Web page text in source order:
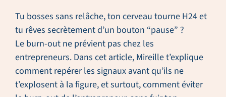
Tu bosses sans relâche, ton cerveau tourne H24 et
tu rêves secrètement d’un bouton “pause” ?
Le burn-out ne prévient pas chez les
entrepreneurs. Dans cet article, Mireille t’explique
comment repérer les signaux avant qu’ils ne
t’explosent à la figure, et surtout, comment éviter